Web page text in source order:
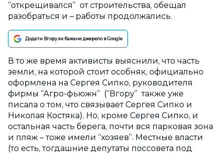
“открещивался” от строительства, обещал
разобраться и – работы продолжались.
Додати Вгору як бажане джерело в Google
В то же время активисты выяснили, что часть
земли, на которой стоит особняк, официально
оформлена на Сергея Сипко, руководителя
фирмы “Агро-фьюжн” (“Вгору” также уже
писала о том, что связывает Сергея Сипко и
Николая Костяка). Но, кроме Сергея Сипко, и
остальная часть берега, почти вся парковая зона
и пляж – тоже имели “хозяев”. Местные власти
(то есть, тогдашние депутаты поссовета под